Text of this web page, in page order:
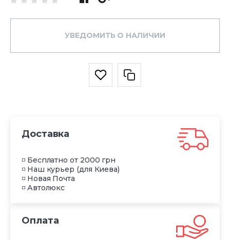
УВЕДОМИТЬ О НАЛИЧИИ
Доставка
◽ Бесплатно от 2000 грн
◽ Наш курьер (для Киева)
◽ Новая Почта
◽ Автолюкс
Оплата